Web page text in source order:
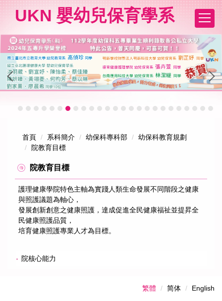
要
內
容
區
UKN 嬰幼兒保育學系
首頁 系科簡介 幼保科專科部
幼保科教育規劃
院教育目標
院教育目標
護理健康學院特色主軸為實踐人類生命發展不同階段之健康
與照護議題為軸心，
發展創新創意之健康照護，達成促進全民健康福祉並提昇全
民健康照護品質，
培育健康照護專業人才為目標。
院核心能力
繁體 简体 English